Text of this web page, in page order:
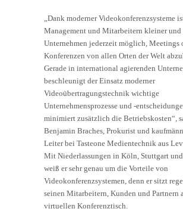
„Dank moderner Videokonferenzsysteme
Management und Mitarbeitern kleiner und
Unternehmen jederzeit möglich, Meetings
Konferenzen von allen Orten der Welt
Gerade in international agierenden
beschleunigt der Einsatz moderner
Videoübertragungstechnik wichtige
Unternehmensprozesse und -
minimiert zusätzlich die Betriebskosten“,
Benjamin Braches, Prokurist und
Leiter bei Tasteone Medientechnik aus
Mit Niederlassungen in Köln, Stuttgart
weiß er sehr genau um die Vorteile von
Videokonferenzsystemen, denn er sitzt
seinen Mitarbeitern, Kunden und Partnern
virtuellen Konferenztisch.